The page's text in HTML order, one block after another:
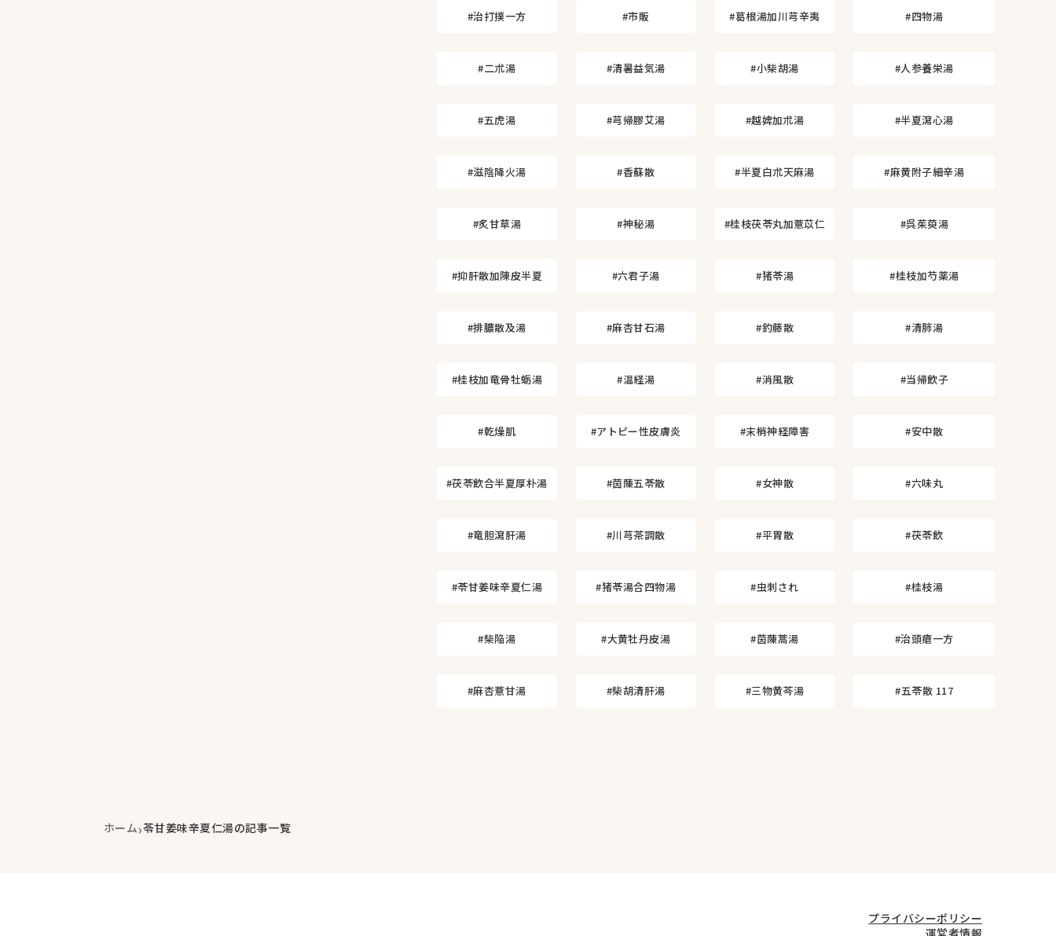
#治打撲一方 #市販 #葛根湯加川芎辛夷 #四物湯
#二朮湯 #清暑益気湯 #小柴胡湯 #人参養栄湯
#五虎湯 #芎帰膠艾湯 #越婢加朮湯 #半夏瀉心湯
#滋陰降火湯 #香蘇散 #半夏白朮天麻湯 #麻黄附子細辛湯
#炙甘草湯 #神秘湯 #桂枝茯苓丸加薏苡仁 #呉茱萸湯
#抑肝散加陳皮半夏 #六君子湯 #猪苓湯 #桂枝加芍薬湯
#排膿散及湯 #麻杏甘石湯 #釣藤散 #清肺湯
#桂枝加竜骨牡蛎湯 #温経湯 #消風散 #当帰飲子
#乾燥肌 #アトピー性皮膚炎 #末梢神経障害 #安中散
#茯苓飲合半夏厚朴湯 #茵蔯五苓散 #女神散 #六味丸
#竜胆瀉肝湯 #川芎茶調散 #平胃散 #茯苓飲
#苓甘姜味辛夏仁湯 #猪苓湯合四物湯 #虫刺され #桂枝湯
#柴陥湯 #大黄牡丹皮湯 #茵蔯蒿湯 #治頭瘡一方
#麻杏薏甘湯 #柴胡清肝湯 #三物黄芩湯 #五苓散 117
ホーム›苓甘姜味辛夏仁湯の記事一覧
プライバシーポリシー